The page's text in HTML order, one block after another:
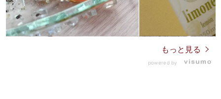
もっと見る
powered by